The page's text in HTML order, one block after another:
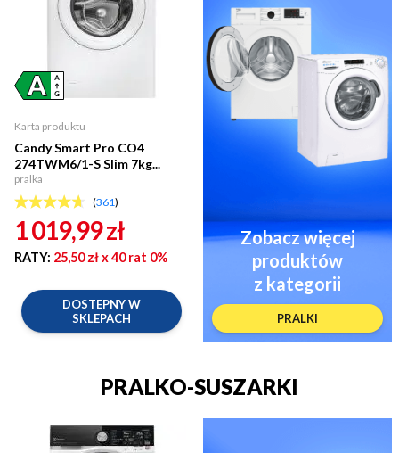
Karta produktu
Candy Smart Pro CO4
274TWM6/1-S Slim 7kg...
pralka
(361)
1 019,99zł
RATY: 25,50 złx 40 rat 0%
DOSTEPNY W
SKLEPACH
Zobacz więcej
produktów
z kategorii
PRALKI
PRALKO-SUSZARKI